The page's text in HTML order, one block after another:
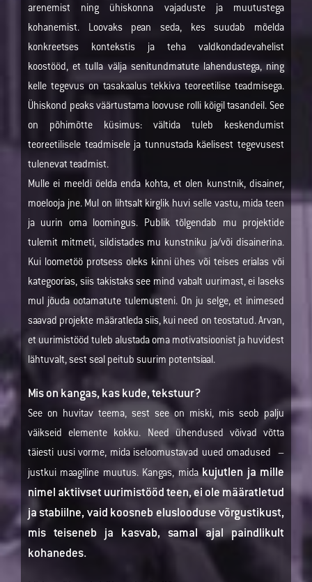
arenemist ning ühiskonna vajaduste ja muutustega
kohanemist. Loovaks pean seda, kes suudab mõelda
konkreetses kontekstis ja teha valdkondadevahelist
koostööd, et tulla välja senitundmatute lahendustega, ning
kelle tegevus on tasakaalus tekkiva teoreetilise teadmisega.
Ühiskond peaks väärtustama loovuse rolli kõigil tasandeil. See
on põhimõtte küsimus: vältida tuleb keskendumist
teoreetilisele teadmisele ja tunnustada käelisest tegevusest
tulenevat teadmist.
Mulle ei meeldi öelda enda kohta, et olen kunstnik, disainer,
moelooja jne. Mul on lihtsalt kirglik huvi selle vastu, mida teen
ja uurin oma loomingus. Publik tõlgendab mu projektide
tulemit mitmeti, sildistades mu kunstniku ja/või disainerina.
Kui loometöö protsess oleks kinni ühes või teises erialas või
kategoorias, siis takistaks see mind vabalt uurimast, ei laseks
mul jõuda ootamatute tulemusteni. On ju selge, et inimesed
saavad projekte määratleda siis, kui need on teostatud. Arvan,
et uurimistööd tuleb alustada oma motivatsioonist ja huvidest
lähtuvalt, sest seal peitub suurim potentsiaal.
Mis on kangas, kas kude, tekstuur?
See on huvitav teema, sest see on miski, mis seob palju
väikseid elemente kokku. Need ühendused võivad võtta
täiesti uusi vorme, mida iseloomustavad uued omadused –
justkui maagiline muutus. Kangas, midakujutlen ja mille
nimel aktiivset uurimistööd teen, ei ole määratletud
ja stabiilne, vaid koosneb eluslooduse võrgustikust,
mis teiseneb ja kasvab, samal ajal paindlikult
kohanedes.